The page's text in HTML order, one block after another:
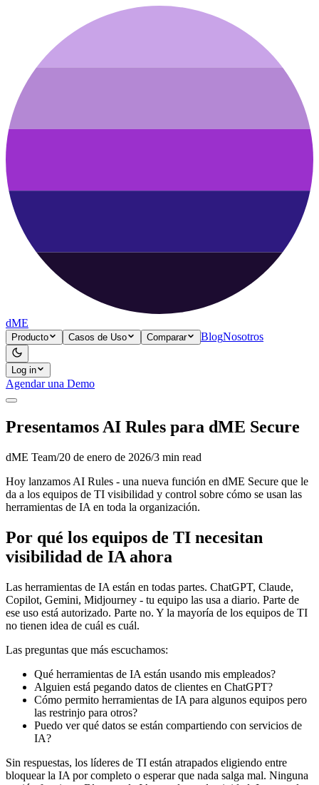
dME
Producto Casos de Uso Comparar BlogNosotros
Log in
Agendar una Demo
Presentamos AI Rules para dME Secure
dME Team/20 de enero de 2026/3 min read
Hoy lanzamos AI Rules - una nueva función en dME Secure que le
da a los equipos de TI visibilidad y control sobre cómo se usan las
herramientas de IA en toda la organización.
Por qué los equipos de TI necesitan
visibilidad de IA ahora
Las herramientas de IA están en todas partes. ChatGPT, Claude,
Copilot, Gemini, Midjourney - tu equipo las usa a diario. Parte de
ese uso está autorizado. Parte no. Y la mayoría de los equipos de TI
no tienen idea de cuál es cuál.
Las preguntas que más escuchamos:
Qué herramientas de IA están usando mis empleados?
Alguien está pegando datos de clientes en ChatGPT?
Cómo permito herramientas de IA para algunos equipos pero
las restrinjo para otros?
Puedo ver qué datos se están compartiendo con servicios de
IA?
Sin respuestas, los líderes de TI están atrapados eligiendo entre
bloquear la IA por completo o esperar que nada salga mal. Ninguna